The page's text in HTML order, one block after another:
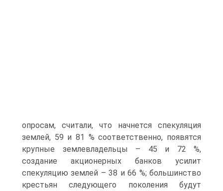
опросам, считали, что начнется спекуляция
землей, 59 и 81 % соответственно, появятся
крупные землевладельцы – 45 и 72 %,
создание акционерных банков усилит
спекуляцию землей – 38 и 66 %; большинство
крестьян следующего поколения будут